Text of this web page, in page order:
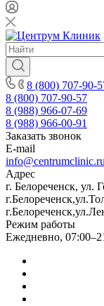
8 (800) 707-90-
8 (800) 707-90-57
8 (988) 966-07-69
8 (988) 966-00-91
Заказать звонок
E-mail
info@centrumclinic.ru
Адрес
г. Белореченск, ул.
Режим работы
Ежедневно,